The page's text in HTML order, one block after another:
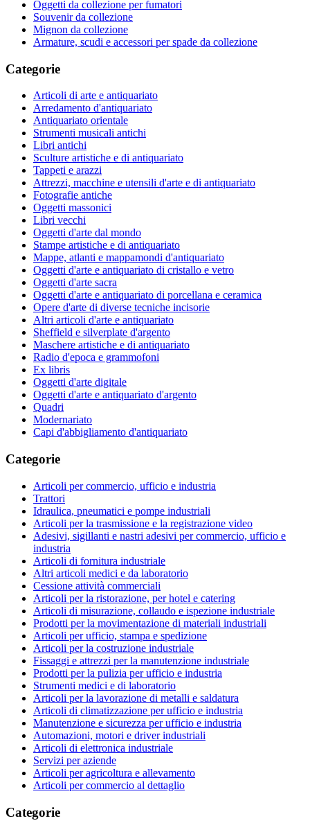
Oggetti da collezione per fumatori
Souvenir da collezione
Mignon da collezione
Armature, scudi e accessori per spade da collezione
Categorie
Articoli di arte e antiquariato
Arredamento d'antiquariato
Antiquariato orientale
Strumenti musicali antichi
Libri antichi
Sculture artistiche e di antiquariato
Tappeti e arazzi
Attrezzi, macchine e utensili d'arte e di antiquariato
Fotografie antiche
Oggetti massonici
Libri vecchi
Oggetti d'arte dal mondo
Stampe artistiche e di antiquariato
Mappe, atlanti e mappamondi d'antiquariato
Oggetti d'arte e antiquariato di cristallo e vetro
Oggetti d'arte sacra
Oggetti d'arte e antiquariato di porcellana e ceramica
Opere d'arte di diverse tecniche incisorie
Altri articoli d'arte e antiquariato
Sheffield e silverplate d'argento
Maschere artistiche e di antiquariato
Radio d'epoca e grammofoni
Ex libris
Oggetti d'arte digitale
Oggetti d'arte e antiquariato d'argento
Quadri
Modernariato
Capi d'abbigliamento d'antiquariato
Categorie
Articoli per commercio, ufficio e industria
Trattori
Idraulica, pneumatici e pompe industriali
Articoli per la trasmissione e la registrazione video
Adesivi, sigillanti e nastri adesivi per commercio, ufficio e
industria
Articoli di fornitura industriale
Altri articoli medici e da laboratorio
Cessione attività commerciali
Articoli per la ristorazione, per hotel e catering
Articoli di misurazione, collaudo e ispezione industriale
Prodotti per la movimentazione di materiali industriali
Articoli per ufficio, stampa e spedizione
Articoli per la costruzione industriale
Fissaggi e attrezzi per la manutenzione industriale
Prodotti per la pulizia per ufficio e industria
Strumenti medici e di laboratorio
Articoli per la lavorazione di metalli e saldatura
Articoli di climatizzazione per ufficio e industria
Manutenzione e sicurezza per ufficio e industria
Automazioni, motori e driver industriali
Articoli di elettronica industriale
Servizi per aziende
Articoli per agricoltura e allevamento
Articoli per commercio al dettaglio
Categorie